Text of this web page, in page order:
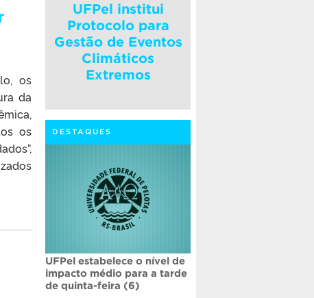
os
da
os
UFPel institui
Protocolo para
Gestão de Eventos
Climáticos
Extremos
DESTAQUES
UFPel estabelece o nível de
impacto médio para a tarde
de quinta-feira (6)